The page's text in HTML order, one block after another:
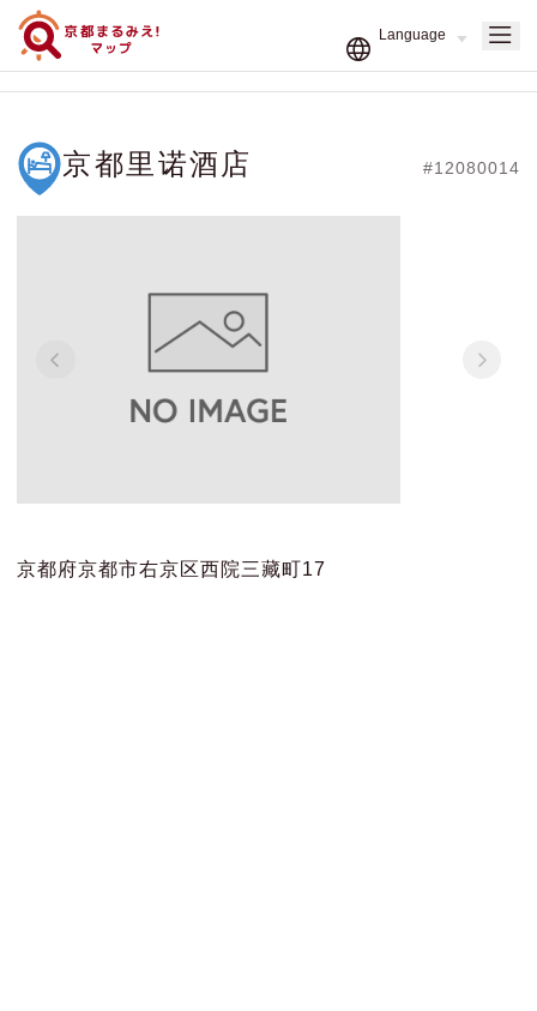
京都里诺酒店 #12080014
京都府京都市右京区西院三藏町17